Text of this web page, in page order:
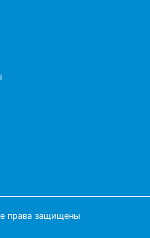
права защищены